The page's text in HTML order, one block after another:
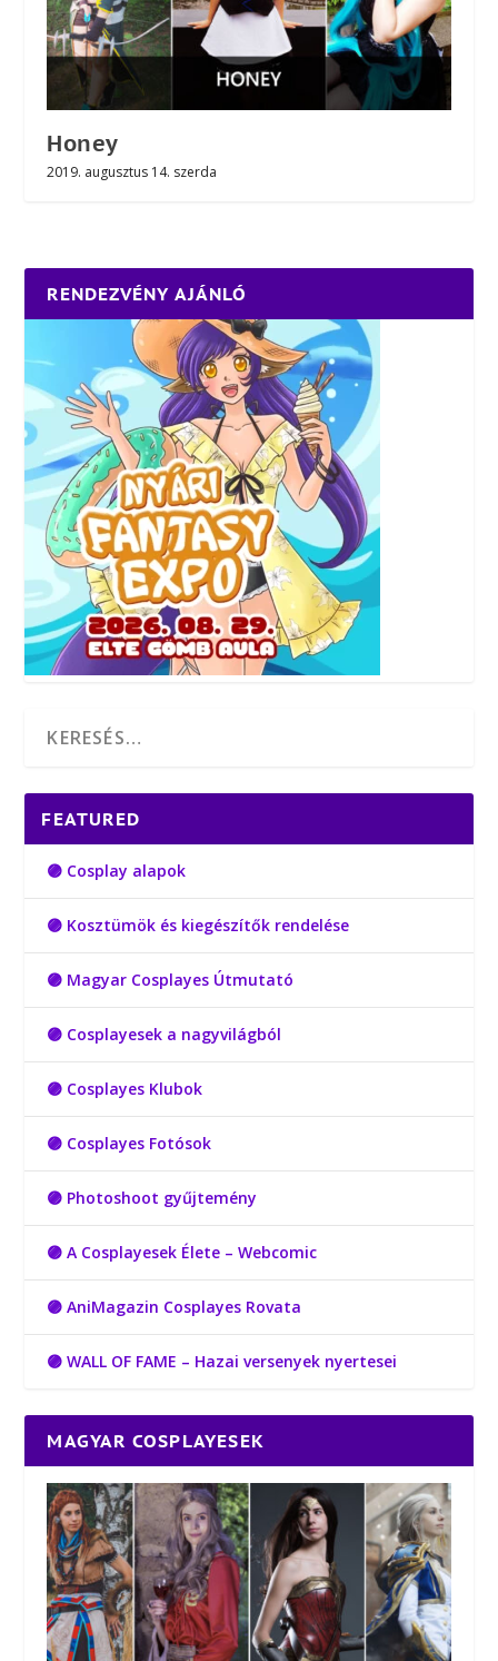
Honey
2019. augusztus 14. szerda
RENDEZVÉNY AJÁNLÓ
FEATURED
🟣 Cosplay alapok
🟣 Kosztümök és kiegészítők rendelése
🟣 Magyar Cosplayes Útmutató
🟣 Cosplayesek a nagyvilágból
🟣 Cosplayes Klubok
🟣 Cosplayes Fotósok
🟣 Photoshoot gyűjtemény
🟣 A Cosplayesek Élete – Webcomic
🟣 AniMagazin Cosplayes Rovata
🟣 WALL OF FAME – Hazai versenyek nyertesei
MAGYAR COSPLAYESEK